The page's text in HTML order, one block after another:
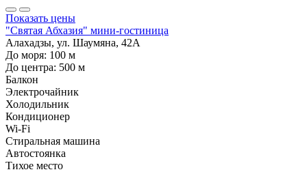
Показать цены
"Святая Абхазия" мини-гостиница
Алахадзы, ул. Шаумяна, 42А
До моря: 100 м
До центра: 500 м
Балкон
Электрочайник
Холодильник
Кондиционер
Wi-Fi
Стиральная машина
Автостоянка
Тихое место